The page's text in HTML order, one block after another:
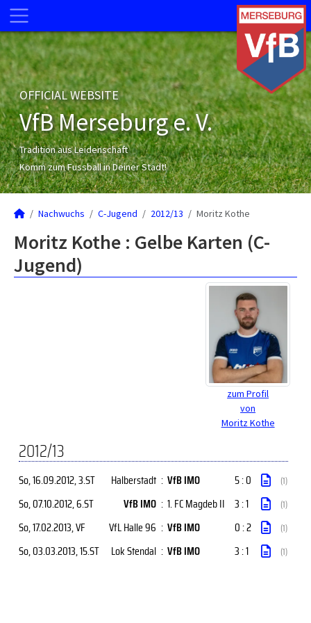
OFFICIAL WEBSITE
VfB Merseburg e. V.
Tradition aus Leidenschaft
Komm zum Fussball in Deiner Stadt!
Nachwuchs C-Jugend 2012/13 Moritz Kothe
Moritz Kothe : Gelbe Karten (C-
Jugend)
zum Profil
von
Moritz Kothe
2012/13
So, 16.09.2012, 3.ST Halberstadt : VfB IMO 5 : 0 (1)
So, 07.10.2012, 6.ST VfB IMO : 1. FC Magdeb II 3 : 1 (1)
So, 17.02.2013, VF VfL Halle 96 : VfB IMO 0 : 2 (1)
So, 03.03.2013, 15.ST Lok Stendal : VfB IMO 3 : 1 (1)